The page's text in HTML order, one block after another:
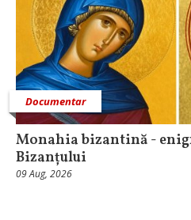
Documentar
Monahia bizantină -
Bizanțului
09 Aug, 2026